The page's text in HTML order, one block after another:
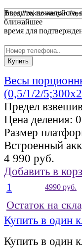
Введите, пожалуйста,
ближайшее
время для
Весы
(0,5/1/2/
Предел
Цена деления:
Размер
Встроенный
4 990 руб.
Добавить в
1
4990 руб.
Остаток на
Купить в один
Купить в один